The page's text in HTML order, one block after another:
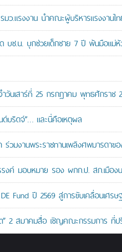
.แรงงาน นำคณะผู้บริหารแรงงานไท
บช.น. บุกช่วยเด็กชาย 7 ปี พ้นมือแม่
วันเสาร์ที่ 25 กรกฎาคม พุทธศักราช
บริดจ์”… และนี่คือเหตุผล
ร่วมงานพระราชทานเพลิงศพมารดา
งค์ มอบหมาย รอง ผกก.ป. สภ.เมือ
Fund ปี 2569 สู่การขับเคลื่อนเศร
2 สมาคมสื่อ เชิญคณะกรรมการ ที่ป